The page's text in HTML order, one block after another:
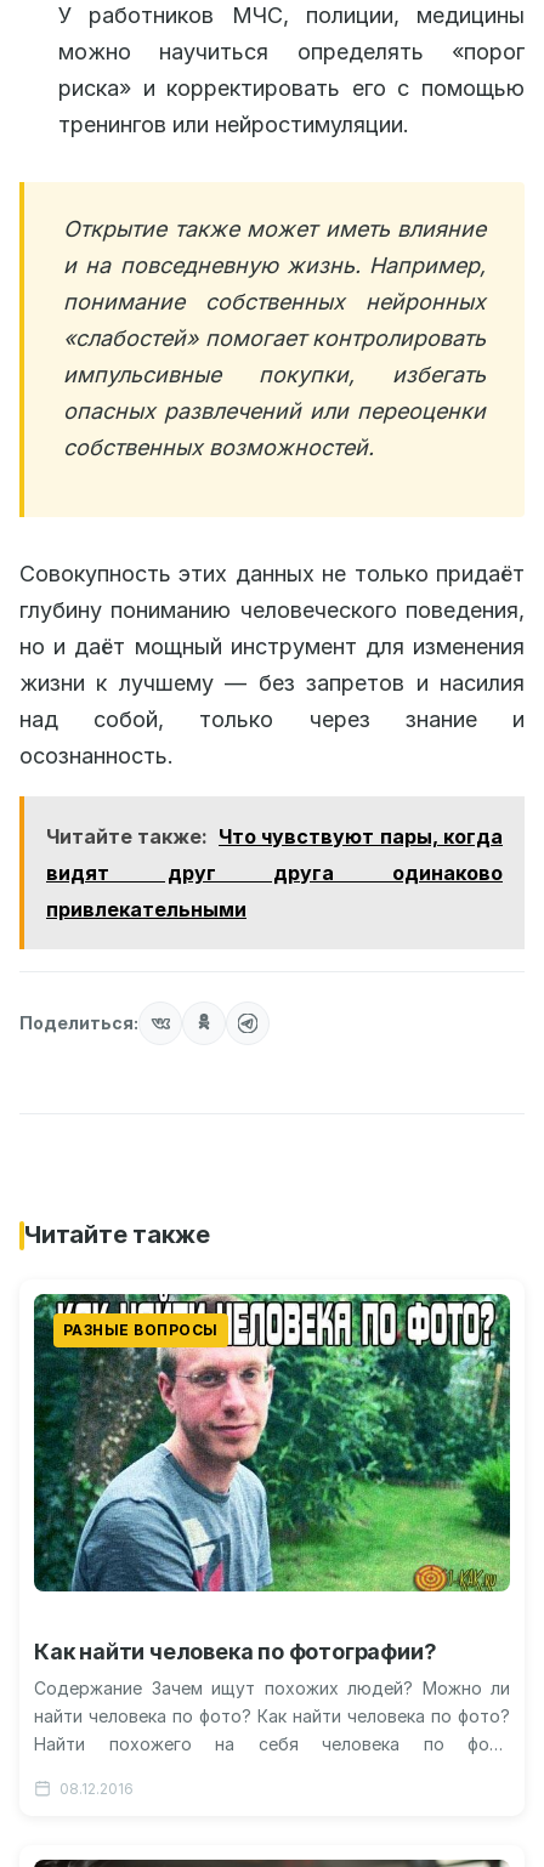
У работников МЧС, полиции, медицины
можно научиться определять «порог
риска» и корректировать его с помощью
тренингов или нейростимуляции.
Открытие также может иметь влияние
и на повседневную жизнь. Например,
понимание собственных нейронных
«слабостей» помогает контролировать
импульсивные покупки, избегать
опасных развлечений или переоценки
собственных возможностей.
Совокупность этих данных не только придаёт
глубину пониманию человеческого поведения,
но и даёт мощный инструмент для изменения
жизни к лучшему — без запретов и насилия
над собой, только через знание и
осознанность.
Читайте также: Что чувствуют пары, когда
видят друг друга одинаково
привлекательными
Поделиться:
Читайте также
РАЗНЫЕ ВОПРОСЫ
Как найти человека по фотографии?
Содержание Зачем ищут похожих людей? Можно ли
найти человека по фото? Как найти человека по фото?
Найти похожего на себя человека по фото
08.12.2016